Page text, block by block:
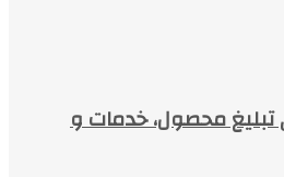
محصول، خدمات و